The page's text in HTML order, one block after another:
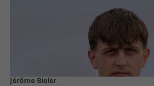
Jérôme Bieler